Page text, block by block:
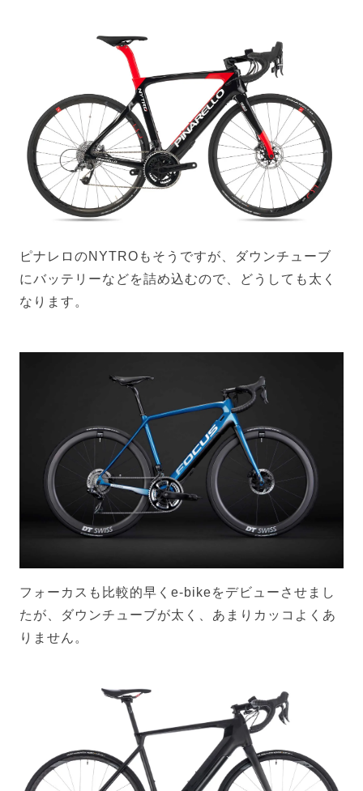
ピナレロのNYTROもそうですが、ダウンチューブ
にバッテリーなどを詰め込むので、どうしても太く
なります。
フォーカスも比較的早くe-bikeをデビューさせまし
たが、ダウンチューブが太く、あまりカッコよくあ
りません。